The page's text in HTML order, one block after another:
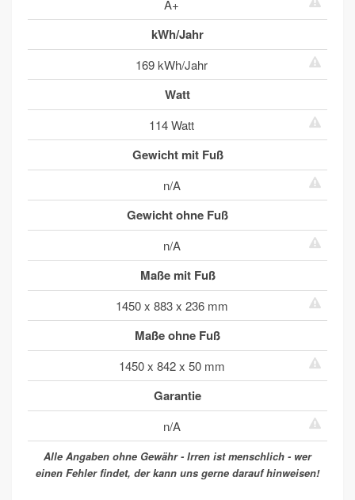
A+
kWh/Jahr
169 kWh/Jahr
Watt
114 Watt
Gewicht mit Fuß
n/A
Gewicht ohne Fuß
n/A
Maße mit Fuß
1450 x 883 x 236 mm
Maße ohne Fuß
1450 x 842 x 50 mm
Garantie
n/A
Alle Angaben ohne Gewähr - Irren ist menschlich - wer
einen Fehler findet, der kann uns gerne darauf hinweisen!